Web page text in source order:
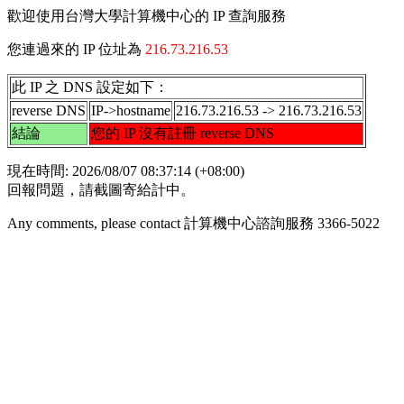
歡迎使用台灣大學計算機中心的 IP 查詢服務
您連過來的 IP 位址為 216.73.216.53
此 IP 之 DNS 設定如下：
reverse DNS IP->hostname 216.73.216.53 -> 216.73.216.53
結論
您的 IP 沒有註冊 reverse DNS
現在時間: 2026/08/07 08:37:14 (+08:00)
回報問題，請截圖寄給計中。
Any comments, please contact 計算機中心諮詢服務 3366-5022